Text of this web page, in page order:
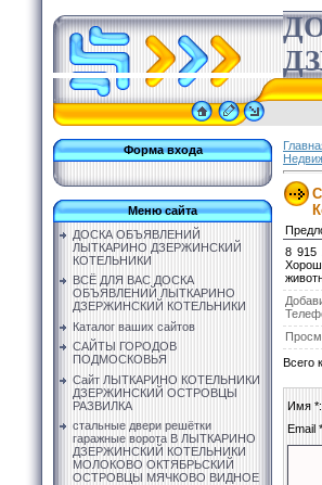
Форма входа
Меню сайта
ДОСКА ОБЪЯВЛЕНИЙ
ЛЫТКАРИНО ДЗЕРЖИНСКИЙ
КОТЕЛЬНИКИ
ВСЁ ДЛЯ ВАС ДОСКА
ОБЪЯВЛЕНИЙ ЛЫТКАРИНО
ДЗЕРЖИНСКИЙ КОТЕЛЬНИКИ
Каталог ваших сайтов
САЙТЫ ГОРОДОВ
ПОДМОСКОВЬЯ
Сайт ЛЫТКАРИНО КОТЕЛЬНИКИ
ДЗЕРЖИНСКИЙ ОСТРОВЦЫ
РАЗВИЛКА
стальные двери решётки
гаражные ворота В ЛЫТКАРИНО
ДЗЕРЖИНСКИЙ КОТЕЛЬНИКИ
МОЛОКОВО ОКТЯБРЬСКИЙ
ОСТРОВЦЫ МЯЧКОВО ВИДНОЕ
8 915
Всего
Имя *:
Email